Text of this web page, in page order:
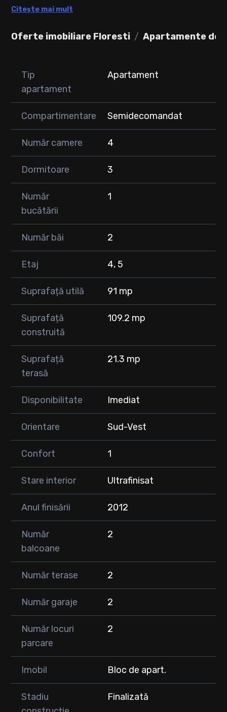
Oferte imobiliare Floresti Apartamente de
✔ Terasa: 21,3 mp – perfectă pentru relaxare
✔ Compartimentare:
• 3 dormitoare
✔ Facilități:
✔ Doua garaje la pretul de 7.500 EUR/garaj.
Pentru mai multe detalii și vizionări, vă stăm cu drag la
dispoziție!
Citește mai mult
Tip
apartament
Apartament
Compartimentare Semidecomandat
Număr camere 4
Dormitoare 3
Număr
bucătării
1
Număr băi 2
Etaj 4, 5
Suprafață utilă 91 mp
Suprafață
construită
109.2 mp
Suprafață
terasă
21.3 mp
Disponibilitate Imediat
Orientare Sud-Vest
Confort 1
Stare interior Ultrafinisat
Anul finisării 2012
Număr
balcoane
2
Număr terase 2
Număr garaje 2
Număr locuri
parcare
2
Imobil Bloc de apart.
Stadiu
Finalizată